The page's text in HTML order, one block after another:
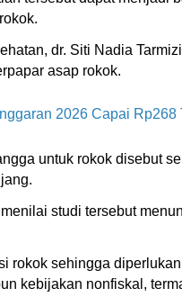
dr. Siti Nadia
asap rokok.
2026 Capai Rp268
untuk rokok disebut
studi tersebut
rokok sehingga
kebijakan nonfiskal,